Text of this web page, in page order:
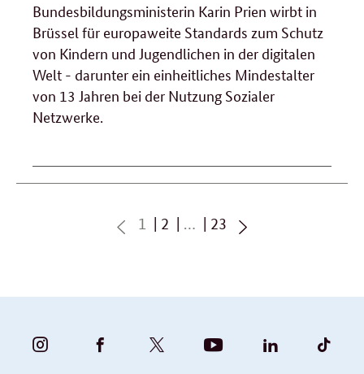
Bundesbildungsministerin Karin Prien wirbt in
Brüssel für europaweite Standards zum Schutz
von Kindern und Jugendlichen in der digitalen
Welt - darunter ein einheitliches Mindestalter
von 13 Jahren bei der Nutzung Sozialer
Netzwerke.
Seite
1 Seite
2 … Seite
23
BUNDESFAMILIENMINISTERIUM
BUNDESFAMILIENMINISTERIUM
FAMILIENMINISTERIUM
BMBFSFJ
BMFSFJ